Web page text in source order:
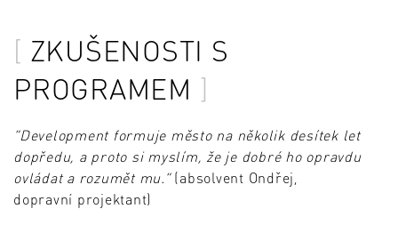
ZKUŠENOSTI S
PROGRAMEM
“Development formuje město na několik desítek let
dopředu, a proto si myslím, že je dobré ho opravdu
ovládat a rozumět mu.”(absolvent Ondřej,
dopravní projektant)